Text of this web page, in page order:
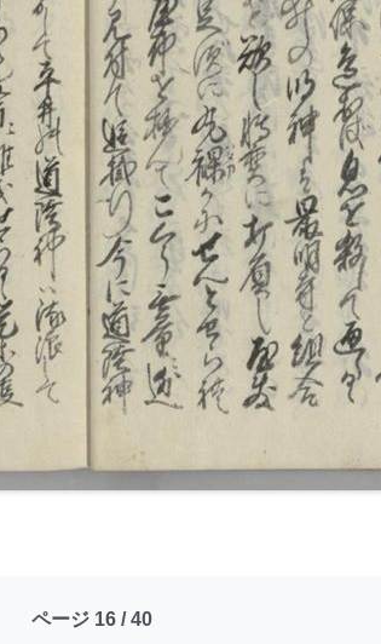
ページ 16 / 40